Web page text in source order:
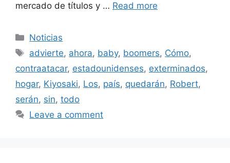
mercado de títulos y … Read more
Categories
Noticias
Tags
advierte, ahora, baby, boomers, Cómo,
contraatacar, estadounidenses, exterminados,
hogar, Kiyosaki, Los, país, quedarán, Robert,
serán, sin, todo
Leave a comment